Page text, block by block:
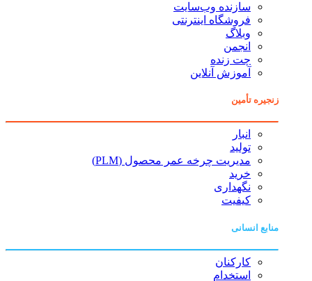
سازنده وب‌سایت
فروشگاه اینترنتی
وبلاگ
انجمن
چت زنده
آموزش آنلاین
زنجیره تأمین
انبار
تولید
مدیریت چرخه عمر محصول (PLM)
خرید
نگهداری
کیفیت
منابع انسانی
کارکنان
استخدام